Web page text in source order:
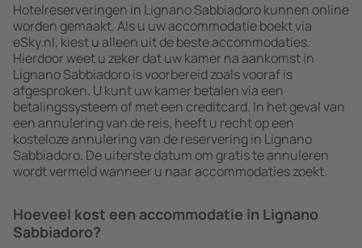
Hotelreserveringen in Lignano Sabbiadoro kunnen online
worden gemaakt. Als u uw accommodatie boekt via
eSky.nl, kiest u alleen uit de beste accommodaties.
Hierdoor weet u zeker dat uw kamer na aankomst in
Lignano Sabbiadoro is voorbereid zoals vooraf is
afgesproken. U kunt uw kamer betalen via een
betalingssysteem of met een creditcard. In het geval van
een annulering van de reis, heeft u recht op een
kosteloze annulering van de reservering in Lignano
Sabbiadoro. De uiterste datum om gratis te annuleren
wordt vermeld wanneer u naar accommodaties zoekt.
Hoeveel kost een accommodatie in Lignano
Sabbiadoro?